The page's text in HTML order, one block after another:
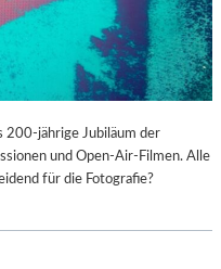
jährige Jubiläum der
und Open-Air-Filmen. Alle
für die Fotografie?